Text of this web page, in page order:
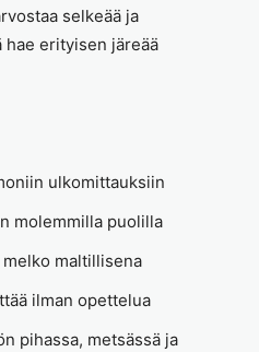
selkeää ja
hae erityisen järeää
ulkomittauksiin
molemmilla puolilla
maltillisena
ilman opettelua
pihassa, metsässä ja